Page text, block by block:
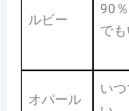
ルビー
90
で
オパール
い